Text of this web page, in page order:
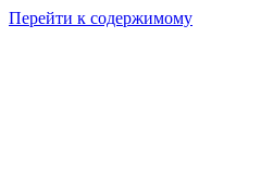
Перейти к содержимому